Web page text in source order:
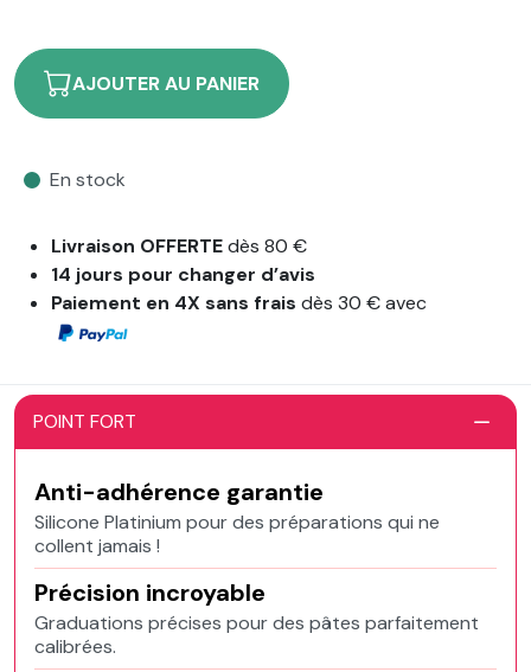
AJOUTER AU PANIER
En stock
Livraison OFFERTEdès 80 €
14 jours pour changer d’avis
Paiement en 4X sans fraisdès 30 € avec
POINT FORT
Anti-adhérence garantie
Silicone Platinium pour des préparations qui ne
collent jamais !
Précision incroyable
Graduations précises pour des pâtes parfaitement
calibrées.